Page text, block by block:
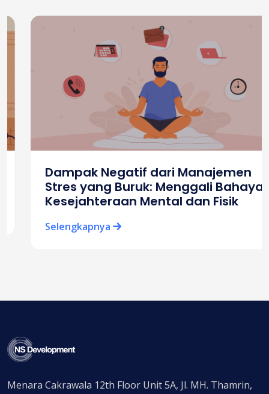
Dampak Negatif dari Manajemen
Stres yang Buruk: Menggali Bahaya
Kesejahteraan Mental dan Fisik
Selengkapnya
Menara Cakrawala 12th Floor Unit 5A, Jl. MH. Thamrin,